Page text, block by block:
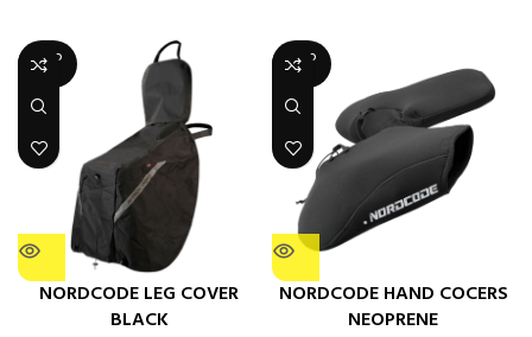
SOLD
OUT
NORDCODE LEG COVER
BLACK
SOLD
OUT
NORDCODE HAND COCERS
NEOPRENE